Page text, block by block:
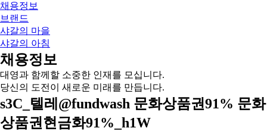
채용정보
브랜드
샤갈의 마을
샤갈의 아침
채용정보
대영과 함께할 소중한 인재를 모십니다.
당신의 도전이 새로운 미래를 만듭니다.
s3C_텔레@fundwash 문화상품권91% 문화
상품권현금화91%_h1W